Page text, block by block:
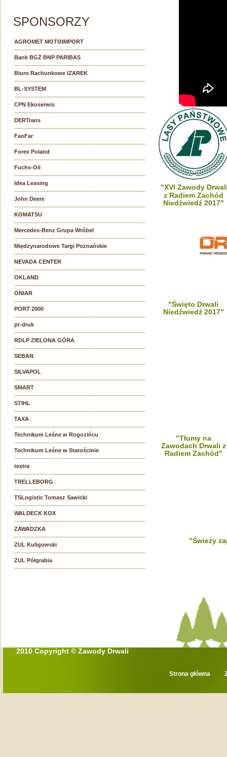
SPONSORZY
AGROMET MOTOIMPORT
Bank BGŻ BNP PARIBAS
Biuro Rachunkowe IZAREK
BL-SYSTEM
CPN Ekoserwis
DERTrans
FaoFar
Forex Poland
Fuchs-Oil
Idea Leasing
John Deere
KOMATSU
Mercedes-Benz Grupa Wróbel
Międzynarodowe Targi Poznańskie
NEVADA CENTER
OKLAND
ONIAR
PORT 2000
pt-druk
RDLP ZIELONA GÓRA
SEBAN
SILVAPOL
SMART
STIHL
TAXA
Technikum Leśne w Rogozińcu
Technikum Leśne w Starościnie
textra
TRELLEBORG
TSLogistic Tomasz Sawicki
WALDECK KOX
ZAWADZKA
ZUL Kuligowski
ZUL Półgrabia
"XVI Zawody
z Radiem Zachód
Niedźwiedź 2017"
"Święto Drwali
Niedźwiedź 2017"
"Tłumy na
Zawodach Drwali z
Radiem Zachód"
"Świeży
2010 Copyright © Zawody Drwali
Strona główna